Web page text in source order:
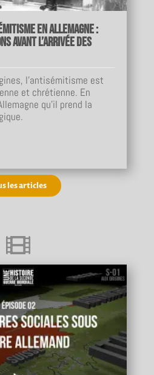
en Allemagne :
avant l’arrivée des
l'antisémitisme est
et chrétienne. En
qu'il prend la
les articles
